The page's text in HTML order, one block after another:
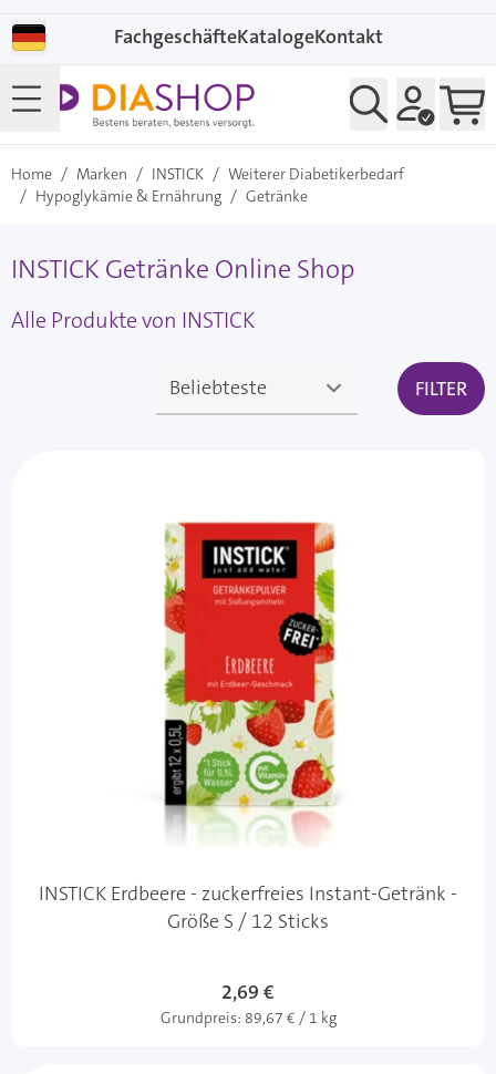
FachgeschäfteKatalogeKontakt
Home / Marken / INSTICK / Weiterer Diabetikerbedarf
/ Hypoglykämie & Ernährung / Getränke
INSTICK Getränke Online Shop
Alle Produkte von INSTICK
FILTER
INSTICK Erdbeere - zuckerfreies Instant-Getränk -
Größe S / 12 Sticks
2,69 €
Grundpreis: 89,67 € / 1 kg